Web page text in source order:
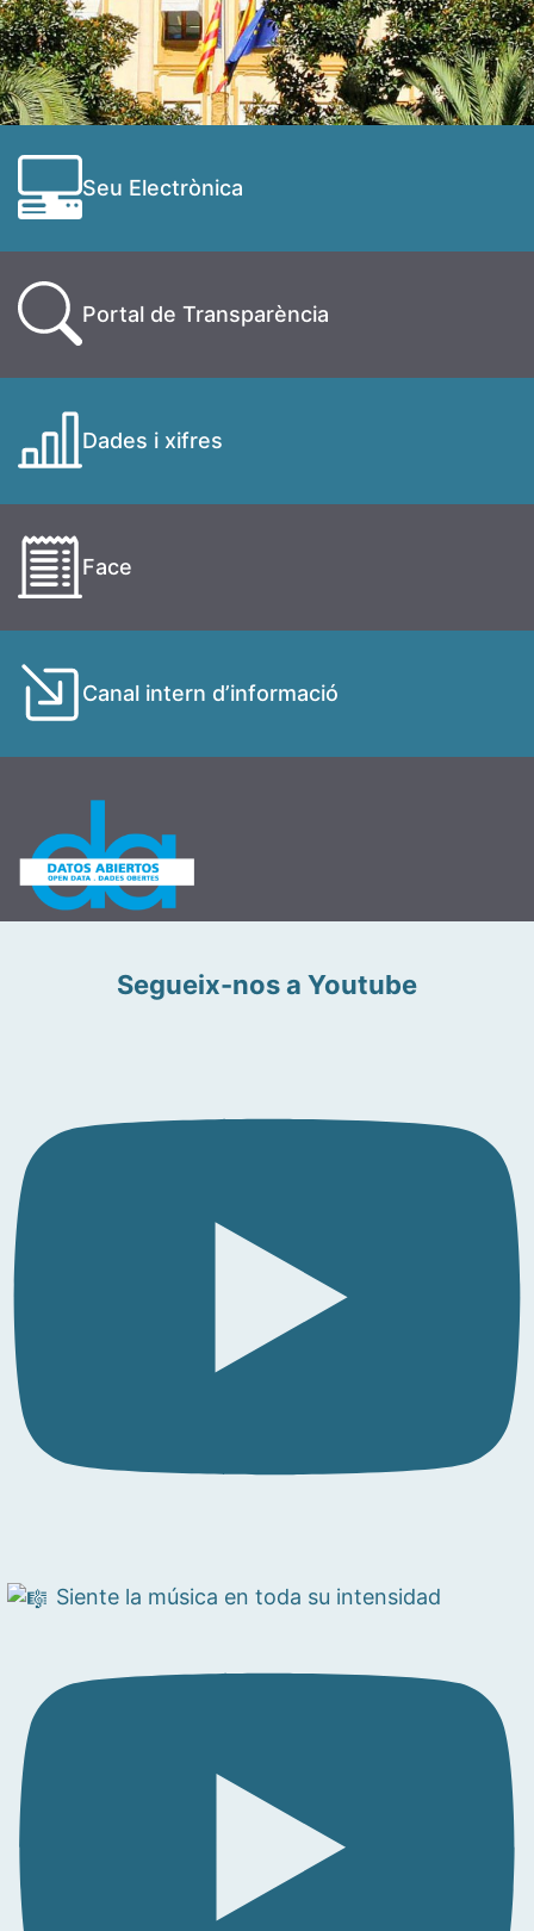
Seu Electrònica
Portal de Transparència
Dades i xifres
Face
Canal intern d’informació
Segueix-nos a Youtube
Siente la música en toda su intensidad